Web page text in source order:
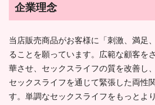
企業理念
当店販売商品がお客様に「刺激、満足
ることを願っています。広範な顧客を
華させ、セックスライフの質を改善し
セックスライフを通じて緊張した両性
す。単調なセックスライフをもっとよ